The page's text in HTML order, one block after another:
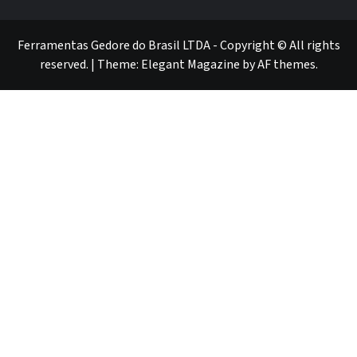
Ferramentas Gedore do Brasil LTDA - Copyright © All rights
reserved. | Theme: Elegant Magazine byAF themes.